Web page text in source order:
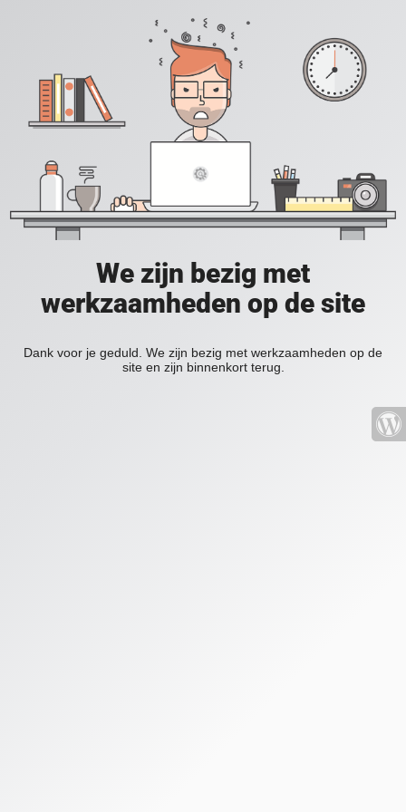
We zijn bezig met
werkzaamheden op de site
Dank voor je geduld. We zijn bezig met werkzaamheden op de
site en zijn binnenkort terug.